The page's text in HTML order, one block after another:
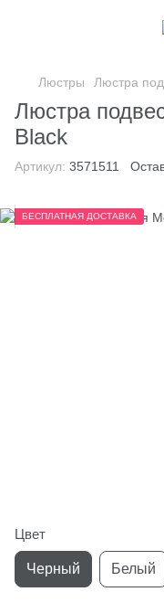
Люстры Люстра
Люстра
Black
Артикул: 3571511
БЕСПЛАТНАЯ ДОСТАВКА
Цвет
Черный Белый